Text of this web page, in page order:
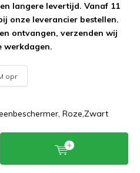
langere levertijd. Vanaf 11
onze leverancier bestellen.
ontvangen, verzenden wij
werkdagen.
opr
Roze,Zwart